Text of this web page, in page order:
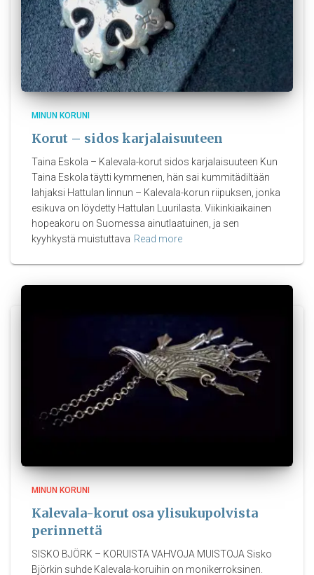
MINUN KORUNI
Korut – sidos karjalaisuuteen
Taina Eskola – Kalevala-korut sidos karjalaisuuteen Kun
Taina Eskola täytti kymmenen, hän sai kummitädiltään
lahjaksi Hattulan linnun – Kalevala-korun riipuksen, jonka
esikuva on löydetty Hattulan Luurilasta. Viikinkiaikainen
hopeakoru on Suomessa ainutlaatuinen, ja sen
kyyhkystä muistuttava Read more
MINUN KORUNI
Kalevala-korut osa ylisukupolvista
perinnettä
SISKO BJÖRK – KORUISTA VAHVOJA MUISTOJA Sisko
Björkin suhde Kalevala-koruihin on monikerroksinen.